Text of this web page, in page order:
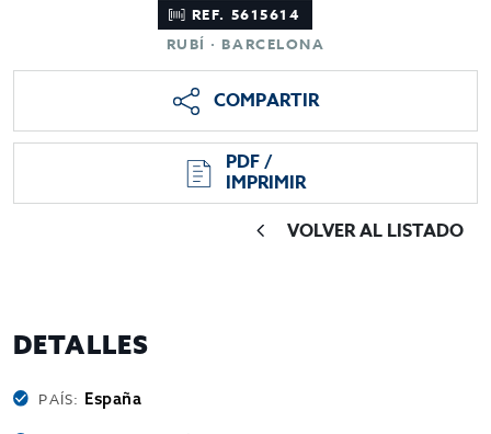
REF. 5615614
RUBÍ · BARCELONA
COMPARTIR
PDF /
IMPRIMIR
VOLVER AL LISTADO
DETALLES
PAÍS: España